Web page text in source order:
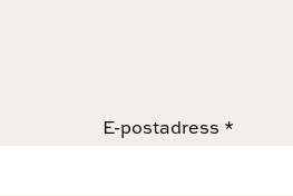
E-postadress *